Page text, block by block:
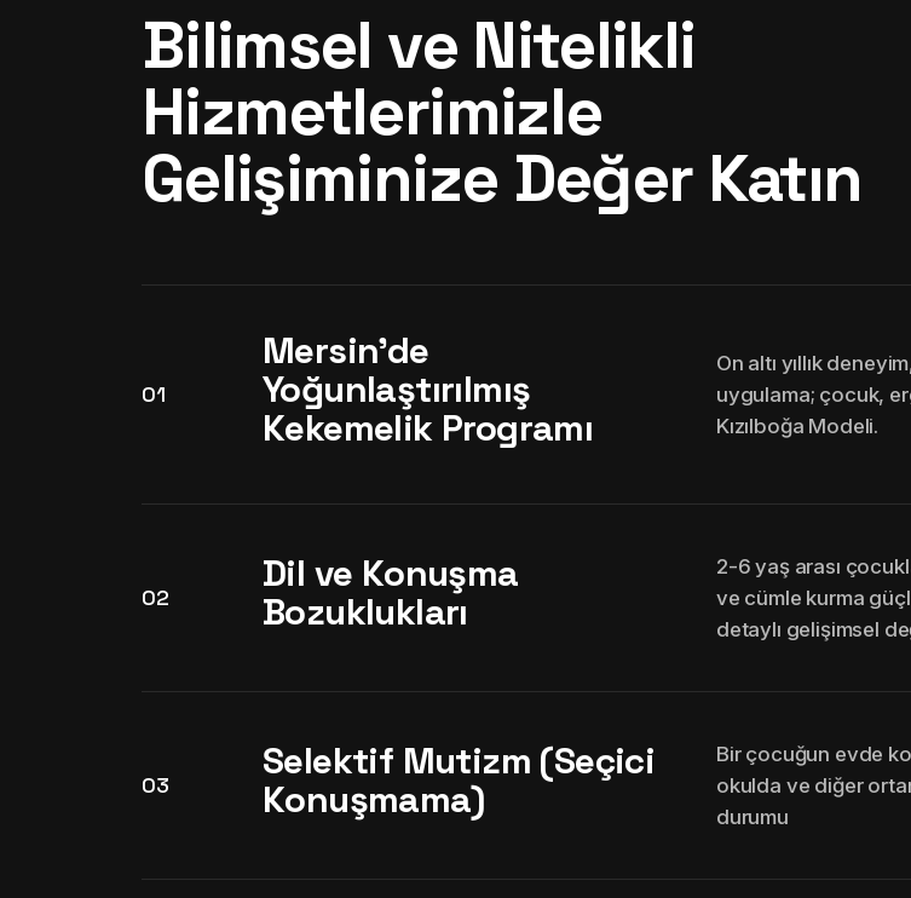
Bilimsel ve Nitelikli
Hizmetlerimizle
Gelişiminize Değer Katın
01
Mersin'de
Yoğunlaştırılmış
Kekemelik Programı
On altı yıllık
uygulama; çocuk,
Kızılboğa Modeli.
02
Dil ve Konuşma
Bozuklukları
2-6 yaş arası
ve cümle kurma
detaylı gelişimsel
03
Selektif Mutizm (Seçici
Konuşmama)
Bir çocuğun evde
okulda ve diğer
durumu